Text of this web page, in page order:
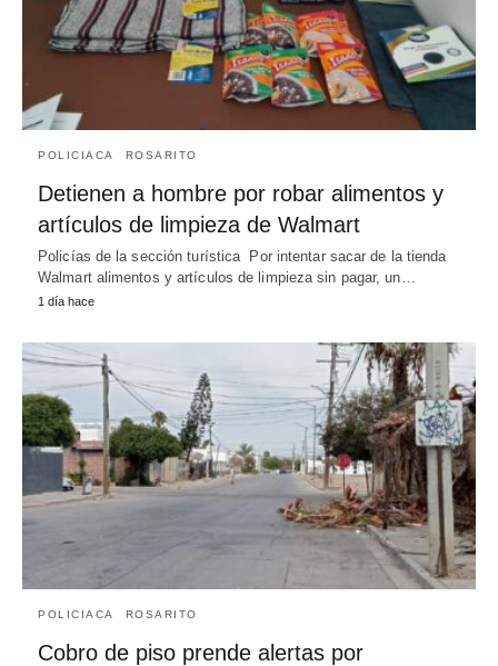
POLICIACA ROSARITO
Detienen a hombre por robar alimentos y
artículos de limpieza de Walmart
Policías de la sección turística Por intentar sacar de la tienda
Walmart alimentos y artículos de limpieza sin pagar, un…
1 día hace
POLICIACA ROSARITO
Cobro de piso prende alertas por